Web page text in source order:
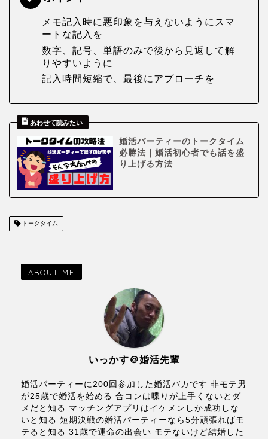
メモ記入時に悪印象を与えないようにスマ
ートな記入を
数字、記号、単語のみで後から見返して解
りやすいように
記入時間短縮で、最後にアプローチを
婚活パーティーのトークタイム
必勝法｜婚活初心者でも話を盛
り上げる方法
トークタイム
ABOUT ME
いっかす＠婚活先輩
婚活パーティーに200回参加した婚活バカです 非モテ男
が25歳で婚活を始める 合コンは喋りが上手くないとダ
メだと知る マッチングアプリはイケメンしか成功しな
いと知る 短期決戦の婚活パーティーなら5分頑張ればモ
テると知る 31歳で運命の出会い モテないけど結婚した